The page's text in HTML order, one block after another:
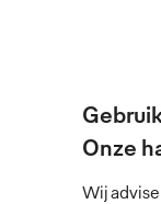
Onze
Wij